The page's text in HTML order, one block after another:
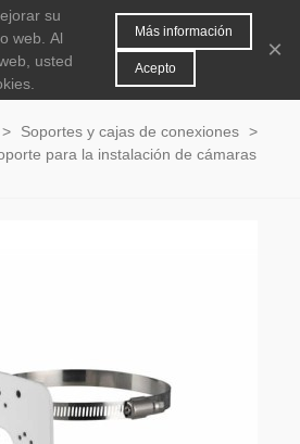
0
> Soportes y cajas de conexiones >
para la instalación de cámaras
su
web. Al
usted
Más información
Acepto
×